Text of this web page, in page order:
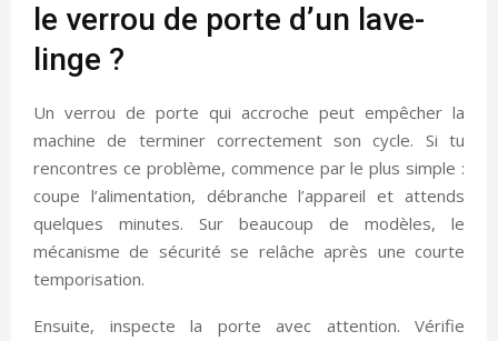
le verrou de porte d’un lave-
linge ?
Un verrou de porte qui accroche peut empêcher la
machine de terminer correctement son cycle. Si tu
rencontres ce problème, commence par le plus simple :
coupe l’alimentation, débranche l’appareil et attends
quelques minutes. Sur beaucoup de modèles, le
mécanisme de sécurité se relâche après une courte
temporisation.
Ensuite, inspecte la porte avec attention. Vérifie